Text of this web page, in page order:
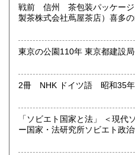
古本・骨董品の出張買取のお
たはメールにて承っておりま
出張費は無料です。旧家、蔵
いお宅の買取は、遠方でも大
取り扱い分野
社会科学、美術工芸、古典籍
戦前 信州 茶包装パッケー
製茶株式会社蔦屋茶店）喜多
本店）西沢園（長野県中堅
坂市梅の園茶店）奈良此園（
（信州長野市新町 茶間屋美濃
2冊 NHK ドイツ語 昭和35
「ソビエト国家と法」 ＜現代
ー国家・法研究所ソビエト政治学協会編 出版